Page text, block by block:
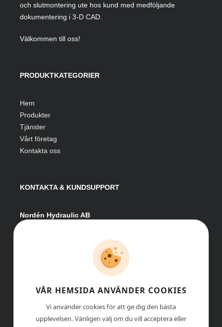
och slutmontering ute hos kund med medföljande
dokumentering i 3-D CAD.
Välkommen till oss!
PRODUKTKATEGORIER
Hem
Produkter
Tjänster
Vårt företag
Kontakta oss
KONTAKTA & KUNDSUPPORT
Nordén Hydraulic AB
info@nordenhydraulic.se
Org-nr: 556531-8424
VÅR HEMSIDA ANVÄNDER COOKIES
Vi använder cookies för att ge dig den bästa
upplevelsen. Vänligen välj om du vill acceptera eller